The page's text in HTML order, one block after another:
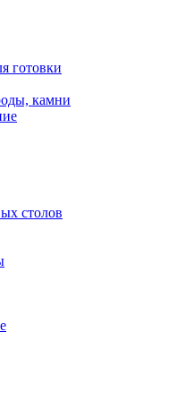
готовки
камни
столов